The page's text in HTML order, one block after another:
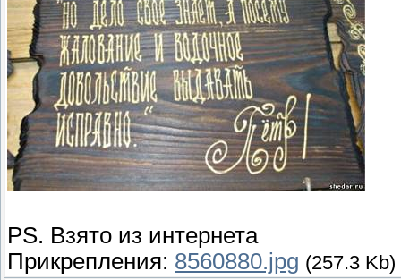
PS. Взято из интернета
Прикрепления: 8560880.jpg (257.3 Kb)